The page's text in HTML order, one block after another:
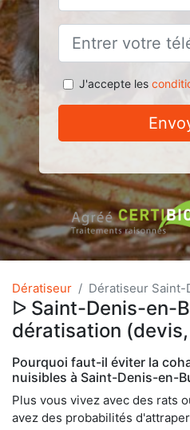
J'accepte les
Dératiseur Dératiseur
ᐅ Saint-Denis-en-
dératisation
Pourquoi faut-il éviter la
nuisibles à Saint-Denis-en-
Plus vous vivez avec des rats
avez des probabilités